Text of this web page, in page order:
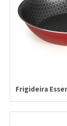
Frigideira